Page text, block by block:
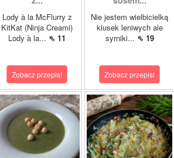
Lody à la McFlurry z
KitKat (Ninja Creami)
Lody à la... ⇖ 11
Zobacz przepis!
Nie jestem wielbicielką
klusek leniwych ale
syrniki... ⇖ 19
Zobacz przepis!